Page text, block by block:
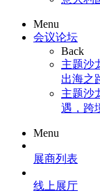
Menu
会议论坛
Back
主题沙
出海之
主题沙
遇，跨
Menu
展商列表
线上展厅